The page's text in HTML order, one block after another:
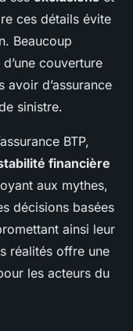
ces détails évite
Beaucoup
couverture
avoir d’assurance
sinistre.
BTP,
financière
aux mythes,
décisions basées
ainsi leur
réalités offre une
les acteurs du